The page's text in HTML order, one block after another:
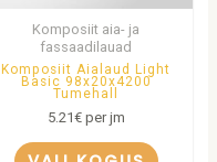
Komposiit aia- ja
fassaadilauad
Komposiit Aialaud Light
Basic 98x20x4200
Tumehall
5.21€per jm